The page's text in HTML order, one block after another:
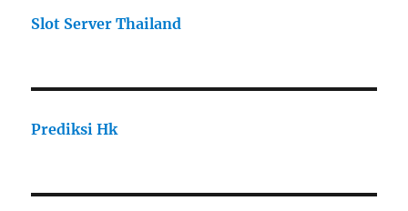
Slot Server Thailand
Prediksi Hk